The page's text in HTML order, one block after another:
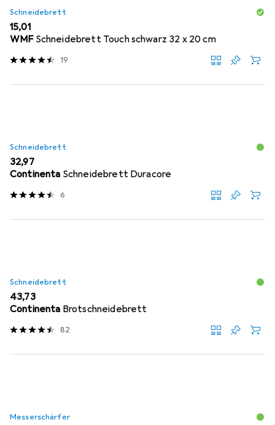
Schneidebrett
EUR
15,01
WMF Schneidebrett Touch schwarz 32 x 20 cm
19
Schneidebrett
EUR
32,97
Continenta Schneidebrett Duracore
6
Schneidebrett
EUR
43,73
Continenta Brotschneidebrett
82
Messerschärfer